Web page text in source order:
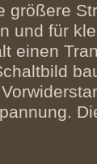
größere
und für
einen